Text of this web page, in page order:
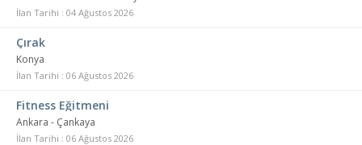
İlan Tarihi : 04 Ağustos 2026
Çırak
Konya
İlan Tarihi : 06 Ağustos 2026
Fitness Eğitmeni
Ankara - Çankaya
İlan Tarihi : 06 Ağustos 2026